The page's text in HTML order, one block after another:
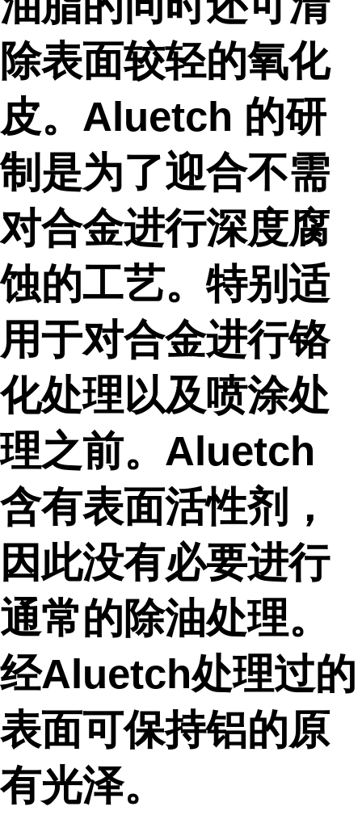
除表面较轻的氧化
皮。Aluetch 的研
制是为了迎合不需
对合金进行深度腐
蚀的工艺。特别适
用于对合金进行铬
化处理以及喷涂处
理之前。Aluetch
含有表面活性剂，
因此没有必要进行
通常的除油处理。
经Aluetch处理过的
表面可保持铝的原
有光泽。